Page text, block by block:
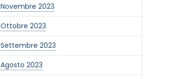
Novembre 2023
Ottobre 2023
Settembre 2023
Agosto 2023